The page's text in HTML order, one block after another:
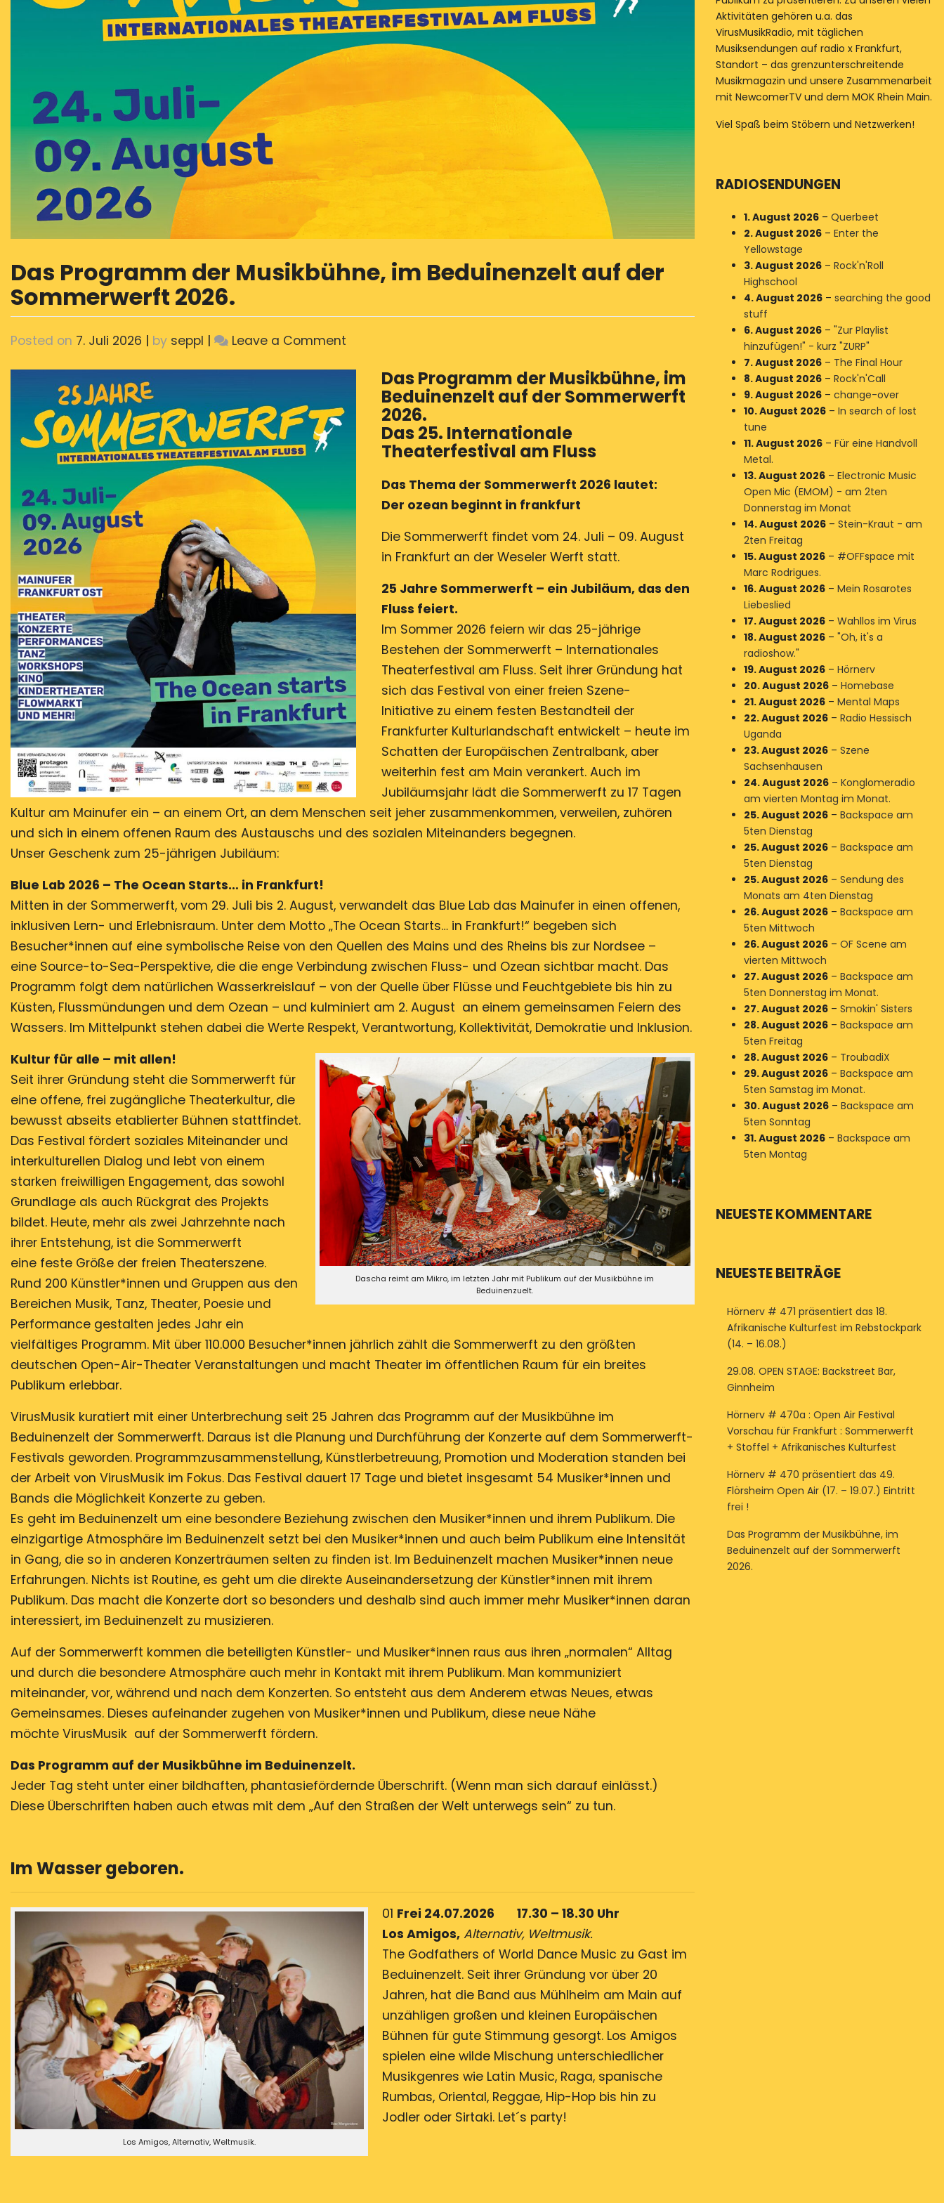
Das Programm der Musikbühne, im Beduinenzelt auf der
Sommerwerft 2026.
Posted on 7. Juli 2026 | by seppl | Leave a Comment
Programm
Musikbühne,
Beduinenzelt
Sommerwerft
2026.
Das Programm der Musikbühne, im
Beduinenzelt auf der Sommerwerft
2026.
Das 25. Internationale
Theaterfestival am Fluss
Das Thema der Sommerwerft 2026 lautet:
Der ozean beginnt in frankfurt
Die Sommerwerft findet vom 24. Juli – 09. August
in Frankfurt an der Weseler Werft statt.
25 Jahre Sommerwerft – ein Jubiläum, das den
Fluss feiert.
Im Sommer 2026 feiern wir das 25-jährige
Bestehen der Sommerwerft – Internationales
Theaterfestival am Fluss. Seit ihrer Gründung hat
sich das Festival von einer freien Szene-
Initiative zu einem festen Bestandteil der
Frankfurter Kulturlandschaft entwickelt – heute im
Schatten der Europäischen Zentralbank, aber
weiterhin fest am Main verankert. Auch im
Jubiläumsjahr lädt die Sommerwerft zu 17 Tagen
Kultur am Mainufer ein – an einem Ort, an dem Menschen seit jeher zusammenkommen, verweilen, zuhören
und sich in einem offenen Raum des Austauschs und des sozialen Miteinanders begegnen.
Unser Geschenk zum 25-jährigen Jubiläum:
Blue Lab 2026 – The Ocean Starts… in Frankfurt!
Mitten in der Sommerwerft, vom 29. Juli bis 2. August, verwandelt das Blue Lab das Mainufer in einen offenen,
inklusiven Lern- und Erlebnisraum. Unter dem Motto „The Ocean Starts… in Frankfurt!“ begeben sich
Besucher*innen auf eine symbolische Reise von den Quellen des Mains und des Rheins bis zur Nordsee –
eine Source-to-Sea-Perspektive, die die enge Verbindung zwischen Fluss- und Ozean sichtbar macht. Das
Programm folgt dem natürlichen Wasserkreislauf – von der Quelle über Flüsse und Feuchtgebiete bis hin zu
Küsten, Flussmündungen und dem Ozean – und kulminiert am 2. August an einem gemeinsamen Feiern des
Wassers. Im Mittelpunkt stehen dabei die Werte Respekt, Verantwortung, Kollektivität, Demokratie und Inklusion.
Dascha reimt am Mikro, im letzten Jahr mit Publikum auf der Musikbühne im
Beduinenzuelt.
Kultur für alle – mit allen!
Seit ihrer Gründung steht die Sommerwerft für
eine offene, frei zugängliche Theaterkultur, die
bewusst abseits etablierter Bühnen stattfindet.
Das Festival fördert soziales Miteinander und
interkulturellen Dialog und lebt von einem
starken freiwilligen Engagement, das sowohl
Grundlage als auch Rückgrat des Projekts
bildet. Heute, mehr als zwei Jahrzehnte nach
ihrer Entstehung, ist die Sommerwerft
eine feste Größe der freien Theaterszene.
Rund 200 Künstler*innen und Gruppen aus den
Bereichen Musik, Tanz, Theater, Poesie und
Performance gestalten jedes Jahr ein
vielfältiges Programm. Mit über 110.000 Besucher*innen jährlich zählt die Sommerwerft zu den größten
deutschen Open-Air-Theater Veranstaltungen und macht Theater im öffentlichen Raum für ein breites
Publikum erlebbar.
VirusMusik kuratiert mit einer Unterbrechung seit 25 Jahren das Programm auf der Musikbühne im
Beduinenzelt der Sommerwerft. Daraus ist die Planung und Durchführung der Konzerte auf dem Sommerwerft-
Festivals geworden. Programmzusammenstellung, Künstlerbetreuung, Promotion und Moderation standen bei
der Arbeit von VirusMusik im Fokus. Das Festival dauert 17 Tage und bietet insgesamt 54 Musiker*innen und
Bands die Möglichkeit Konzerte zu geben.
Es geht im Beduinenzelt um eine besondere Beziehung zwischen den Musiker*innen und ihrem Publikum. Die
einzigartige Atmosphäre im Beduinenzelt setzt bei den Musiker*innen und auch beim Publikum eine Intensität
in Gang, die so in anderen Konzerträumen selten zu finden ist. Im Beduinenzelt machen Musiker*innen neue
Erfahrungen. Nichts ist Routine, es geht um die direkte Auseinandersetzung der Künstler*innen mit ihrem
Publikum. Das macht die Konzerte dort so besonders und deshalb sind auch immer mehr Musiker*innen daran
interessiert, im Beduinenzelt zu musizieren.
Auf der Sommerwerft kommen die beteiligten Künstler- und Musiker*innen raus aus ihren „normalen“ Alltag
und durch die besondere Atmosphäre auch mehr in Kontakt mit ihrem Publikum. Man kommuniziert
miteinander, vor, während und nach dem Konzerten. So entsteht aus dem Anderem etwas Neues, etwas
Gemeinsames. Dieses aufeinander zugehen von Musiker*innen und Publikum, diese neue Nähe
möchte VirusMusik auf der Sommerwerft fördern.
Das Programm auf der Musikbühne im Beduinenzelt.
Jeder Tag steht unter einer bildhaften, phantasiefördernde Überschrift. (Wenn man sich darauf einlässt.)
Diese Überschriften haben auch etwas mit dem „Auf den Straßen der Welt unterwegs sein“ zu tun.
Im Wasser geboren.
Los Amigos, Alternativ, Weltmusik.
01 Frei 24.07.2026 17.30 – 18.30 Uhr
Los Amigos, Alternativ, Weltmusik.
The Godfathers of World Dance Music zu Gast im
Beduinenzelt. Seit ihrer Gründung vor über 20
Jahren, hat die Band aus Mühlheim am Main auf
unzähligen großen und kleinen Europäischen
Bühnen für gute Stimmung gesorgt. Los Amigos
spielen eine wilde Mischung unterschiedlicher
Musikgenres wie Latin Music, Raga, spanische
Rumbas, Oriental, Reggae, Hip-Hop bis hin zu
Jodler oder Sirtaki. Let´s party!
Aktivitäten gehören u.a. das
VirusMusikRadio, mit täglichen
Musiksendungen auf radio x Frankfurt,
Standort – das grenzunterschreitende
Musikmagazin und unsere Zusammenarbeit
mit NewcomerTV und dem MOK Rhein Main.
Viel Spaß beim Stöbern und Netzwerken!
RADIOSENDUNGEN
1. August 2026– Querbeet
2. August 2026– Enter the
Yellowstage
3. August 2026– Rock'n'Roll
Highschool
4. August 2026– searching the good
stuff
6. August 2026– "Zur Playlist
hinzufügen!" - kurz "ZURP"
7. August 2026– The Final Hour
8. August 2026– Rock'n'Call
9. August 2026– change-over
10. August 2026– In search of lost
tune
11. August 2026– Für eine Handvoll
Metal.
13. August 2026– Electronic Music
Open Mic (EMOM) - am 2ten
Donnerstag im Monat
14. August 2026– Stein-Kraut - am
2ten Freitag
15. August 2026– #OFFspace mit
Marc Rodrigues.
16. August 2026– Mein Rosarotes
Liebeslied
17. August 2026– Wahllos im Virus
18. August 2026– "Oh, it's a
radioshow."
19. August 2026– Hörnerv
20. August 2026– Homebase
21. August 2026– Mental Maps
22. August 2026– Radio Hessisch
Uganda
23. August 2026– Szene
Sachsenhausen
24. August 2026– Konglomeradio
am vierten Montag im Monat.
25. August 2026– Backspace am
5ten Dienstag
25. August 2026– Backspace am
5ten Dienstag
25. August 2026– Sendung des
Monats am 4ten Dienstag
26. August 2026– Backspace am
5ten Mittwoch
26. August 2026– OF Scene am
vierten Mittwoch
27. August 2026– Backspace am
5ten Donnerstag im Monat.
27. August 2026– Smokin' Sisters
28. August 2026– Backspace am
5ten Freitag
28. August 2026– TroubadiX
29. August 2026– Backspace am
5ten Samstag im Monat.
30. August 2026– Backspace am
5ten Sonntag
31. August 2026– Backspace am
5ten Montag
NEUESTE KOMMENTARE
NEUESTE BEITRÄGE
Hörnerv # 471 präsentiert das 18.
Afrikanische Kulturfest im Rebstockpark
(14. – 16.08.)
29.08. OPEN STAGE: Backstreet Bar,
Ginnheim
Hörnerv # 470a : Open Air Festival
Vorschau für Frankfurt : Sommerwerft
+ Stoffel + Afrikanisches Kulturfest
Hörnerv # 470 präsentiert das 49.
Flörsheim Open Air (17. – 19.07.) Eintritt
frei !
Das Programm der Musikbühne, im
Beduinenzelt auf der Sommerwerft
2026.